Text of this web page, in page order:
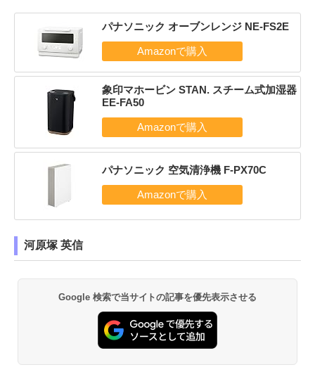
パナソニック オーブンレンジ NE-FS2E
象印マホービン STAN. スチーム式加湿器
EE-FA50
パナソニック 空気清浄機 F-PX70C
河原塚 英信
Google 検索で当サイトの記事を優先表示させる